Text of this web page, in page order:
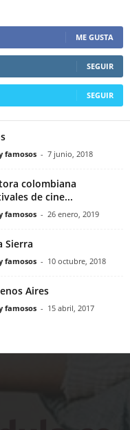
ME GUSTA
SEGUIR
SEGUIR
famosos - 7 junio, 2018
colombiana
de cine...
famosos - 26 enero, 2019
Sierra
famosos - 10 octubre, 2018
Aires
famosos - 15 abril, 2017